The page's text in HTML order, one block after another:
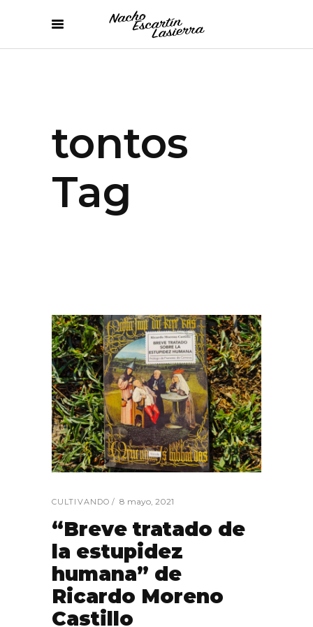
tontos
Tag
CULTIVANDO 8 mayo, 2021
“Breve tratado de
la estupidez
humana” de
Ricardo Moreno
Castillo